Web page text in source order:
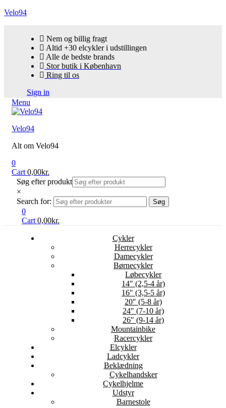
Velo94
Nem og billig fragt
Altid +30 elcykler i udstillingen
Alle de bedste brands
Stor butik i København
Ring til os
Sign in
Menu
Velo94
Alt om Velo94
0
Cart 0,00kr.
Søg efter produkt
×
Search for:
Søg
0
Cart 0,00kr.
Cykler
Herrecykler
Damecykler
Børnecykler
Løbecykler
14″ (2,5-4 år)
16″ (3,5-5 år)
20″ (5-8 år)
24″ (7-10 år)
26″ (9-14 år)
Mountainbike
Racercykler
Elcykler
Ladcykler
Beklædning
Cykelhandsker
Cykelhjelme
Udstyr
Barnestole